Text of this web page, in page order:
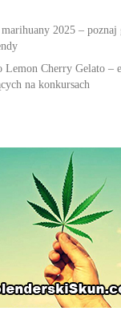
2025 –
Lemon Cherry Gelato –
na konkursach